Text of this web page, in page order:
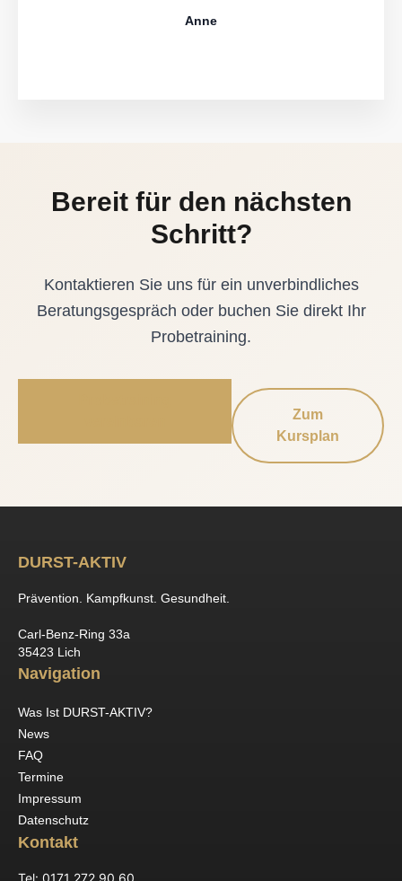
Anne
Bereit für den nächsten
Schritt?
Kontaktieren Sie uns für ein unverbindliches
Beratungsgespräch oder buchen Sie direkt Ihr
Probetraining.
Zum
Kursplan
DURST-AKTIV
Prävention. Kampfkunst. Gesundheit.
Carl-Benz-Ring 33a
35423 Lich
Navigation
Was Ist DURST-AKTIV?
News
FAQ
Termine
Impressum
Datenschutz
Kontakt
Tel: 0171 272 90 60